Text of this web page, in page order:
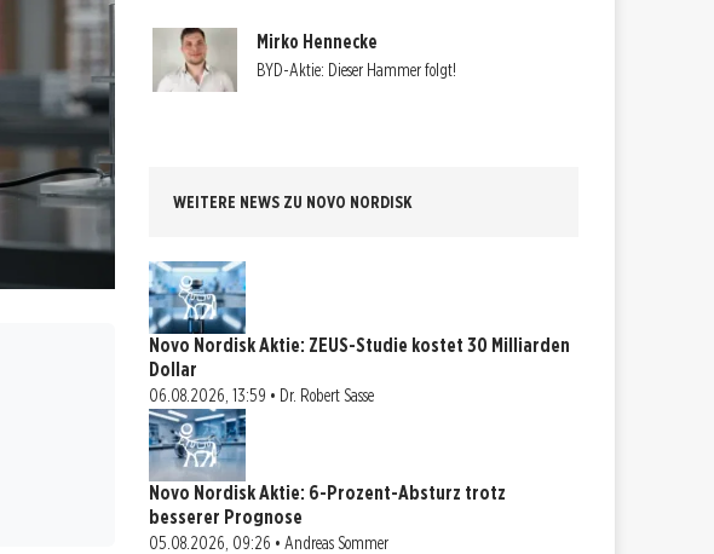
Mirko Hennecke
BYD-Aktie: Dieser Hammer folgt!
WEITERE NEWS ZU NOVO NORDISK
Novo Nordisk Aktie: ZEUS-Studie kostet 30 Milliarden
Dollar
06.08.2026, 13:59 • Dr. Robert Sasse
Novo Nordisk Aktie: 6-Prozent-Absturz trotz
besserer Prognose
05.08.2026, 09:26 • Andreas Sommer